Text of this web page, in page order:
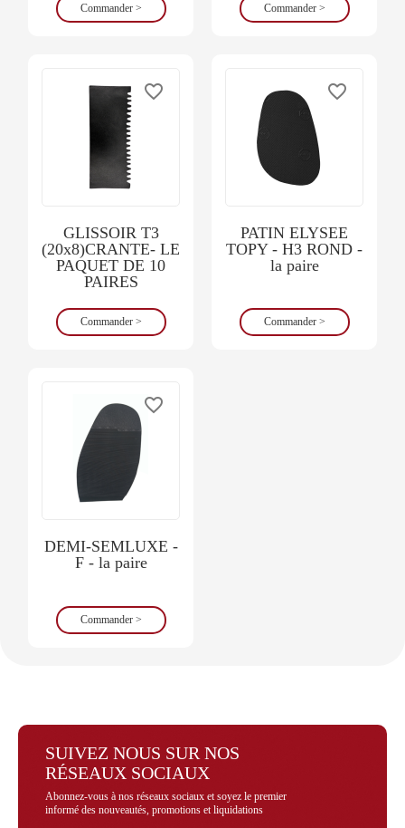
Commander > Commander >
favorite_border
GLISSOIR T3
(20x8)CRANTE- LE
PAQUET DE 10
PAIRES
Commander >
favorite_border
PATIN ELYSEE
TOPY - H3 ROND -
la paire
Commander >
favorite_border
DEMI-SEMLUXE -
F - la paire
Commander >
SUIVEZ NOUS SUR NOS
RÉSEAUX SOCIAUX
Abonnez-vous à nos réseaux sociaux et soyez le premier
informé des nouveautés, promotions et liquidations